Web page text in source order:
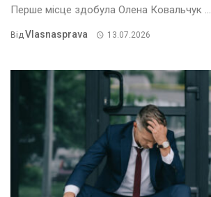
Перше місце здобула Олена Ковальчук ...
ВідVlasnasprava 13.07.2026